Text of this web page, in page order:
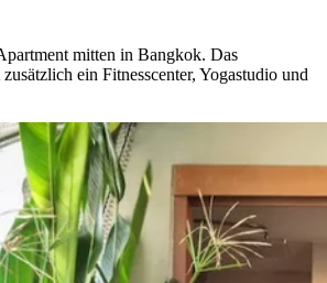
mitten in Bangkok. Das
ein Fitnesscenter, Yogastudio und